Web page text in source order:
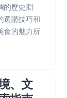
的歷史淵
選購技巧和
食的魅力所
、文